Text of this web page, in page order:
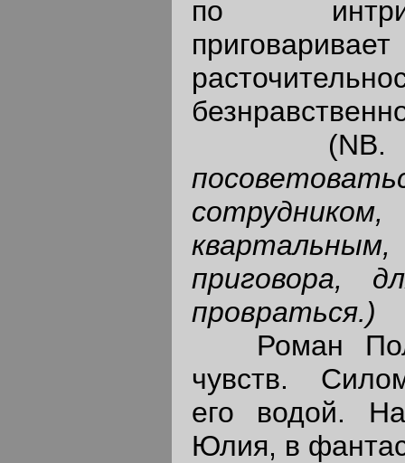
по
приговора,
провраться.)
Роман
чувств.
его водой.
Юлия, в